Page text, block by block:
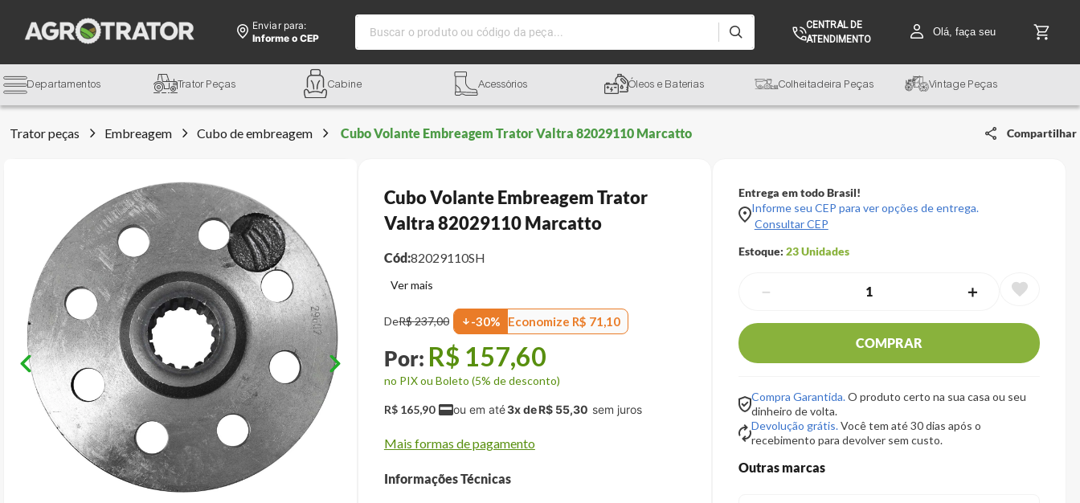
Enviar para:
Informe o CEP
Buscar o produto ou código da peça...
CENTRAL DE
ATENDIMENTO
Olá, faça seu
Departamentos Trator Peças Cabine Acessórios Óleos e Baterias Colheitadeira Peças Vintage Peças
Trator peças Embreagem Cubo de embreagem Cubo Volante Embreagem Trator Valtra 82029110 Marcatto Compartilhar
Cubo Volante Embreagem Trator
Valtra 82029110 Marcatto
Cód:82029110SH
DeR$237,00 -30% Economize R$ 71,10
R$ 157,60
no PIX ou Boleto (5% de desconto)
R$ 165,90 3x deR$ 55,30
Mais formas de pagamento
Informações Técnicas
Entrega em todo Brasil!
Informe seu CEP para ver opções de entrega.
Consultar CEP
Estoque: 23Unidades
＋
－
COMPRAR
Compra Garantida.O produto certo na sua casa ou seu
dinheiro de volta.
Devolução grátis.Você tem até 30 dias após o
recebimento para devolver sem custo.
Outras marcas